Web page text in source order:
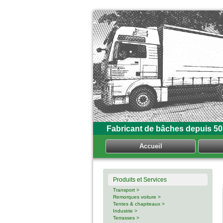
Fabricant de bâches depuis
Accueil
Produits et Services
Transport >
Remorques voiture >
Tentes & chapiteaux >
Industrie >
Terrasses >